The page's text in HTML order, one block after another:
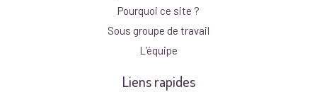
Pourquoi ce site ?
Sous groupe de travail
L’équipe
Liens rapides